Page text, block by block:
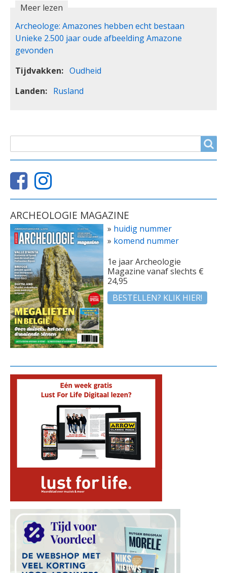
Meer lezen
Archeologe: Amazones hebben echt bestaan
Unieke 2.500 jaar oude afbeelding Amazone
gevonden
Tijdvakken
Oudheid
Landen
Rusland
ZOEKVELD
ARCHEOLOGIE MAGAZINE
» huidig nummer
» komend nummer
1e jaar Archeologie
Magazine vanaf slechts €
24,95
BESTELLEN? KLIK HIER!